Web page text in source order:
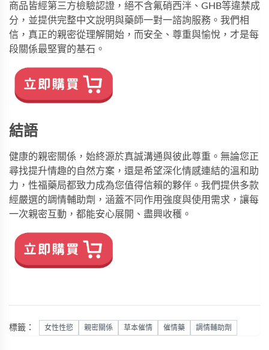
商品皆經第三方檢驗認證，絕不含氟硝西泮、GHB等違禁成
分，並提供完整中文說明與藥師一對一諮詢服務。我們相
信，真正的親密從理解開始，而安全、尊重與愉悅，才是每
段關係最堅實的基石。
結語
健康的親密關係，始終源於真誠溝通與彼此尊重。無論您正
尋找提升情趣的自然方案，還是希望深化情感連結的溫和助
力， 性福藥局都致力成為您值得信賴的夥伴。我們提供多款
經嚴選的調情輔助劑，涵蓋不同作用強度與使用需求，讓每
一次親密互動，都能安心展開、盡興收穫。
標籤： 女性性慾 親密關係 草本催情 催情藥 調情輔助劑